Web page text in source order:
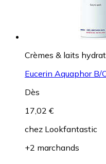
Crèmes & laits
Eucerin Aquaphor
Dès
17,02 €
chez Lookfantastic
+2 marchands